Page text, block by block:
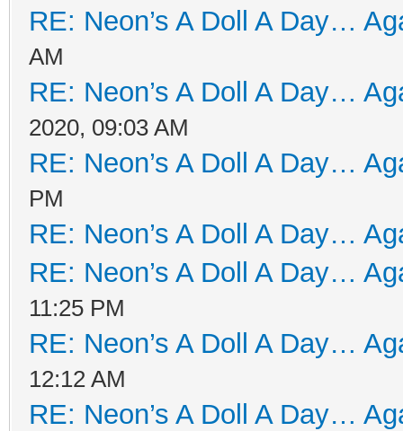
RE: Neon’s A Doll A Day…
AM
RE: Neon’s A Doll A Day…
2020, 09:03 AM
RE: Neon’s A Doll A Day…
PM
RE: Neon’s A Doll A Day…
RE: Neon’s A Doll A Day…
11:25 PM
RE: Neon’s A Doll A Day…
12:12 AM
RE: Neon’s A Doll A Day…